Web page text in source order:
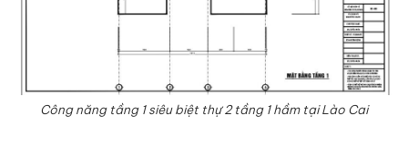
Công năng tầng 1 siêu biệt thự 2 tầng 1 hầm tại Lào Cai